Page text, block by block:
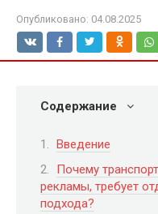
Опубликовано: 04.08.2025
Содержание
Введение
Почему
рекламы, требует
подхода?